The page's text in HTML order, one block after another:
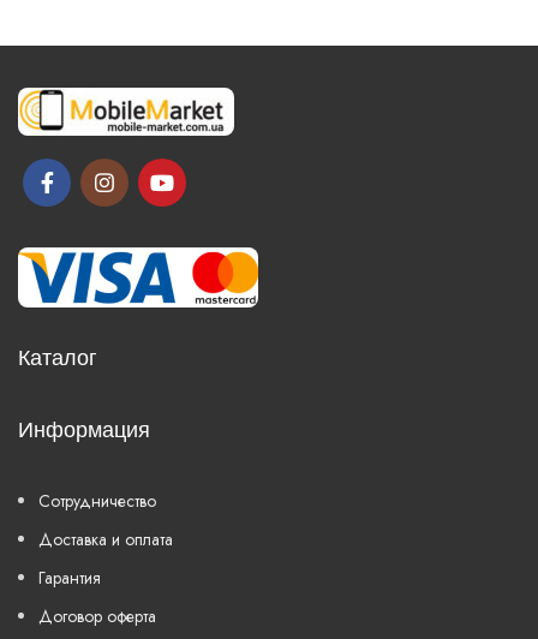
Каталог
Информация
Сотрудничество
Доставка и оплата
Гарантия
Договор оферта